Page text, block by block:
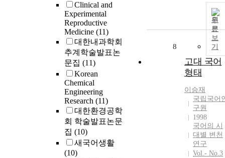
Clinical and
Experimental
Reproductive
Medicine (11)
대한내과학회
추계학술발표논
문집 (11)
Korean
Chemical
Engineering
Research (11)
대한환경공학
회 학술발표논문
집 (10)
새국어생활
(10)
원
문
보
기
8
고대 국어
형태
이승재
국립국어
구원
1998
국어의 시
대별 변천
연구
Vol.- No.3